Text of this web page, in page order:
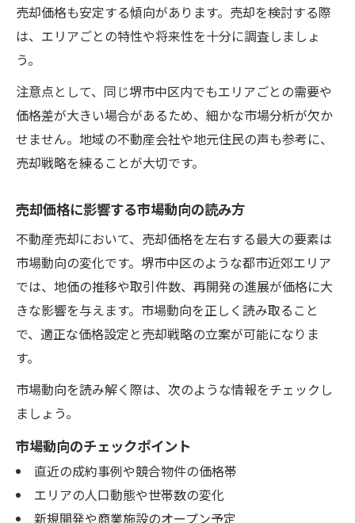
売却価格も安定する傾向があります。売却を検討する際
は、エリアごとの特性や将来性を十分に調査しましょ
う。
注意点として、同じ堺市中区内でもエリアごとの需要や
価格差が大きい場合があるため、細かな市場分析が欠か
せません。地域の不動産会社や地元住民の声も参考に、
売却戦略を練ることが大切です。
売却価格に影響する市場動向の読み方
不動産売却において、売却価格を左右する最大の要素は
市場動向の変化です。堺市中区のような都市近郊エリア
では、地価の推移や取引件数、再開発の進展が価格に大
きな影響を与えます。市場動向を正しく読み取ること
で、適正な価格設定と売却戦略の立案が可能になりま
す。
市場動向を読み解く際は、次のような情報をチェックし
ましょう。
市場動向のチェックポイント
直近の成約事例や競合物件の価格帯
エリアの人口動態や世帯数の変化
新規開発や商業施設のオープン予定